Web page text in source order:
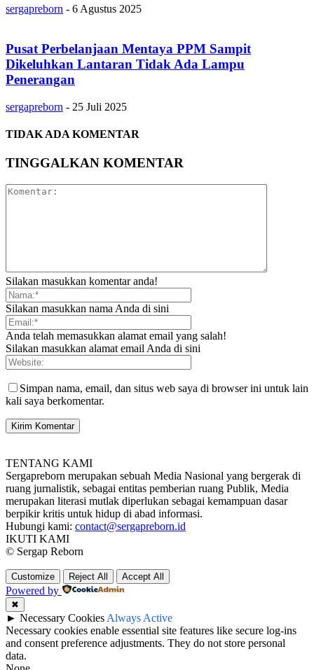
sergapreborn - 6 Agustus 2025
Pusat Perbelanjaan Mentaya PPM Sampit
Dikeluhkan Lantaran Tidak Ada Lampu
Penerangan
sergapreborn - 25 Juli 2025
TIDAK ADA KOMENTAR
TINGGALKAN KOMENTAR
Silakan masukkan komentar anda!
Silakan masukkan nama Anda di sini
Anda telah memasukkan alamat email yang salah!
Silakan masukkan alamat email Anda di sini
Simpan nama, email, dan situs web saya di browser ini untuk lain
kali saya berkomentar.
TENTANG KAMI
Sergapreborn merupakan sebuah Media Nasional yang bergerak di
ruang jurnalistik, sebagai entitas pemberian ruang Publik, Media
merupakan literasi mutlak diperlukan sebagai kemampuan dasar
berpikir kritis untuk hidup di abad informasi.
Hubungi kami: contact@sergapreborn.id
IKUTI KAMI
© Sergap Reborn
Customize Reject All Accept All
Powered by
✖
► Necessary Cookies Always Active
Necessary cookies enable essential site features like secure log-ins
and consent preference adjustments. They do not store personal
data.